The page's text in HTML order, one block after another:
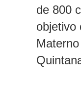
de 800
objetivo